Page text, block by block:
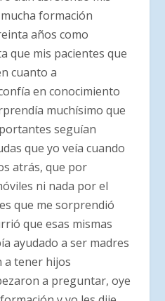
formación
años como
que mis pacientes que
cuanto a
en conocimiento
muchísimo que
seguían
que yo veía cuando
atrás, que por
ni nada por el
que me sorprendió
que esas mismas
ayudado a ser madres
a tener hijos
a preguntar, oye